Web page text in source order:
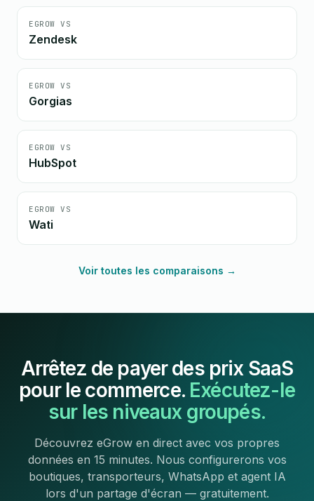
EGROW VS
Zendesk
EGROW VS
Gorgias
EGROW VS
HubSpot
EGROW VS
Wati
Voir toutes les comparaisons →
Arrêtez de payer des prix SaaS
pour le commerce. Exécutez-le
sur les niveaux groupés.
Découvrez eGrow en direct avec vos propres
données en 15 minutes. Nous configurerons vos
boutiques, transporteurs, WhatsApp et agent IA
lors d'un partage d'écran — gratuitement.